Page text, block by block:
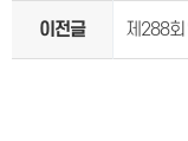
이전글 제288회